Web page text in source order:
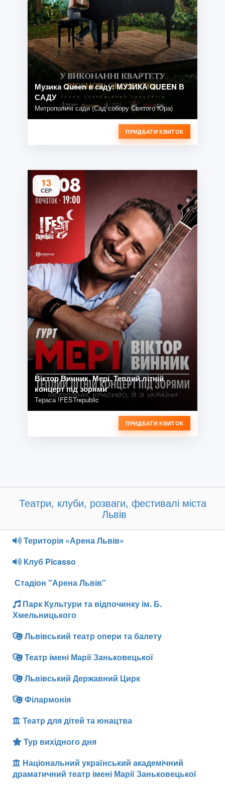
Музика Queen в саду: МУЗИКА QUEEN В
САДУ
Митрополичі сади (Сад собору Святого Юра)
ПРИДБАТИ КВИТОК
13
СЕР
Віктор Винник. Мері. Теплий літній
концерт під зорями
Тераса !FESTrepublic
ПРИДБАТИ КВИТОК
Театри, клуби, розваги, фестивалі міста
Львів
Територія «Арена Львів»
Клуб Picasso
Стадіон "Арена Львів"
Парк Культури та відпочинку ім. Б.
Хмельницького
Львівський театр опери та балету
Театр імені Марії Заньковецької
Львівський Державний Цирк
Філармонія
Театр для дітей та юнацтва
Тур вихідного дня
Національний український академічний
драматичний театр імені Марії Заньковецької